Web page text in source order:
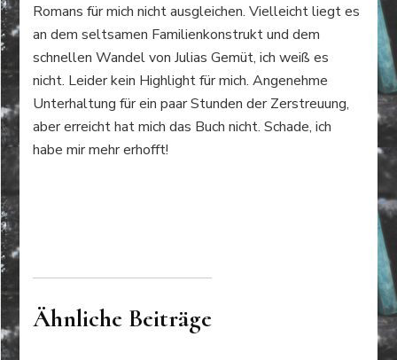
Romans für mich nicht ausgleichen. Vielleicht liegt es
an dem seltsamen Familienkonstrukt und dem
schnellen Wandel von Julias Gemüt, ich weiß es
nicht. Leider kein Highlight für mich. Angenehme
Unterhaltung für ein paar Stunden der Zerstreuung,
aber erreicht hat mich das Buch nicht. Schade, ich
habe mir mehr erhofft!
Ähnliche Beiträge